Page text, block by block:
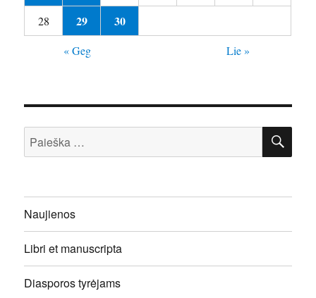
28
29 30
« Geg Lie »
Ieškoti:
Naujienos
Libri et manuscripta
Diasporos tyrėjams